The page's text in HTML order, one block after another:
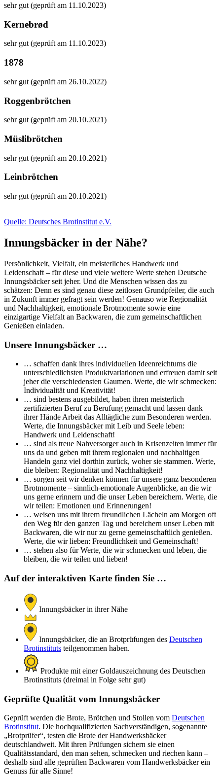
sehr gut (geprüft am 11.10.2023)
Kernebrød
sehr gut (geprüft am 11.10.2023)
1878
sehr gut (geprüft am 26.10.2022)
Roggenbrötchen
sehr gut (geprüft am 20.10.2021)
Müslibrötchen
sehr gut (geprüft am 20.10.2021)
Leinbrötchen
sehr gut (geprüft am 20.10.2021)
Quelle: Deutsches Brotinstitut e.V.
Innungsbäcker in der Nähe?
Persönlichkeit, Vielfalt, ein meisterliches Handwerk und
Leidenschaft – für diese und viele weitere Werte stehen Deutsche
Innungsbäcker seit jeher. Und die Menschen wissen das zu
schätzen: Denn es sind genau diese zeitlosen Grundpfeiler, die auch
in Zukunft immer gefragt sein werden! Genauso wie Regionalität
und Nachhaltigkeit, emotionale Brotmomente sowie eine
einzigartige Vielfalt an Backwaren, die zum gemeinschaftlichen
Genießen einladen.
Unsere Innungsbäcker …
… schaffen dank ihres individuellen Ideenreichtums die
unterschiedlichsten Produktvariationen und erfreuen damit seit
jeher die verschiedensten Gaumen. Werte, die wir schmecken:
Individualität und Kreativität!
… sind bestens ausgebildet, haben ihren meisterlich
zertifizierten Beruf zu Berufung gemacht und lassen dank
ihrer Hände Arbeit das Alltägliche zum Besonderen werden.
Werte, die Innungsbäcker mit Leib und Seele leben:
Handwerk und Leidenschaft!
… sind als treue Nahversorger auch in Krisenzeiten immer für
uns da und geben mit ihrem regionalen und nachhaltigen
Handeln ganz viel dorthin zurück, woher sie stammen. Werte,
die bleiben: Regionalität und Nachhaltigkeit!
… sorgen seit wir denken können für unsere ganz besonderen
Brotmomente – sinnlich-emotionale Augenblicke, an die wir
uns gerne erinnern und die unser Leben bereichern. Werte, die
wir teilen: Emotionen und Erinnerungen!
… weisen uns mit ihrem freundlichen Lächeln am Morgen oft
den Weg für den ganzen Tag und bereichern unser Leben mit
Backwaren, die wir nur zu gerne gemeinschaftlich genießen.
Werte, die wir lieben: Freundlichkeit und Gemeinschaft!
… stehen also für Werte, die wir schmecken und leben, die
bleiben, die wir teilen und lieben!
Auf der interaktiven Karte finden Sie …
Innungsbäcker in ihrer Nähe
Innungsbäcker, die an Brotprüfungen des Deutschen
Brotinstituts teilgenommen haben.
Produkte mit einer Goldauszeichnung des Deutschen
Brotinstituts (dreimal in Folge sehr gut)
Geprüfte Qualität vom Innungsbäcker
Geprüft werden die Brote, Brötchen und Stollen vom Deutschen
Brotinstitut. Die hochqualifizierten Sachverständigen, sogenannte
„Brotprüfer“, testen die Brote der Handwerksbäcker
deutschlandweit. Mit ihren Prüfungen sichern sie einen
Qualitätsstandard, den man sehen, schmecken und riechen kann –
deshalb sind alle geprüften Backwaren vom Handwerksbäcker ein
Genuss für alle Sinne!